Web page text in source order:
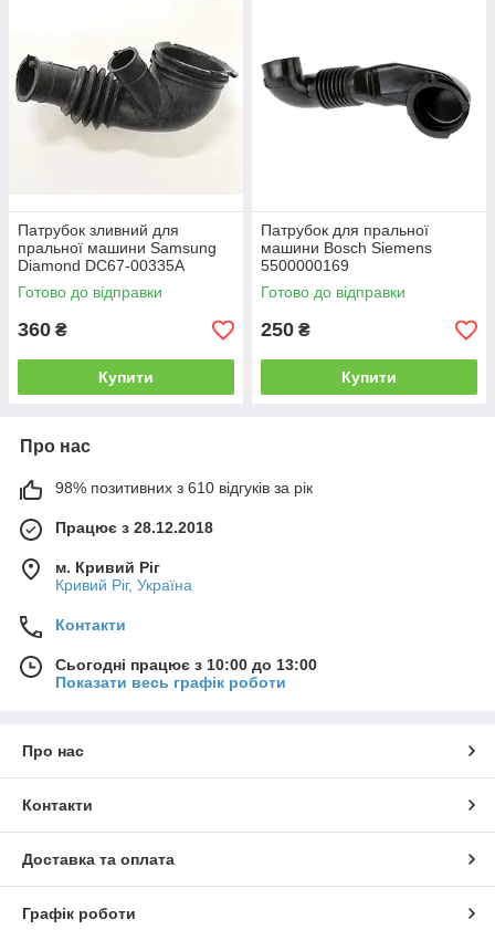
Патрубок зливний для
пральної машини Samsung
Diamond DC67-00335A
Готово до відправки
360 ₴
Купити
Патрубок для пральної
машини Bosch Siemens
5500000169
Готово до відправки
250 ₴
Купити
Про нас
98% позитивних з 610 відгуків за рік
Працює з 28.12.2018
м. Кривий Ріг
Кривий Ріг, Україна
Контакти
Сьогодні працює з 10:00 до 13:00
Показати весь графік роботи
Про нас
Контакти
Доставка та оплата
Графік роботи